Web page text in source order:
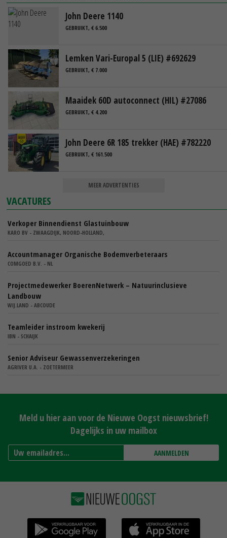
John Deere 1140
GEBRUIKT, € 6.500
Lemken Vari-Europal 5 (LIE) #692629
GEBRUIKT, € 7.000
Maaidek 60D autoconnect (HIL) #27086
GEBRUIKT, € 4.200
John Deere 6R 185 trekker (HAE) #782220
GEBRUIKT, € 161.500
MEER ADVERTENTIES
VACATURES
Verkoper Binnendienst Glastuinbouw
KARO BV - ZWAAGDIJK, NOORD-HOLLAND,
Accountmanager Organische Bodemverbeteraars
COMGOED B.V. - NL
Projectmedewerker BoerenNetwerk – Natuurinclusieve
Landbouw
WIJ.LAND - ABCOUDE
Teamleider instroom kwekerij
IBN - SCHAIJK
Senior Adviseur Gewassenverzekeringen
AGRIVER U.A. - ZOETERMEER
Meld u hier aan voor de Nieuwe Oogst nieuwsbrief!
Dagelijks in uw mailbox
AANMELDEN